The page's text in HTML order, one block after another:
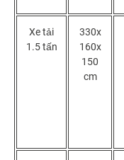
Xe tải
1.5 tấn
330x
160x
150
cm